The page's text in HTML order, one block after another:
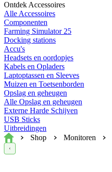
Ontdek Accessoires
Alle Accessoires
Componenten
Farming Simulator 25
Docking stations
Accu's
Headsets en oordopjes
Kabels en Opladers
Laptoptassen en Sleeves
Muizen en Toetsenborden
Opslag en geheugen
Alle Opslag en geheugen
Externe Harde Schijven
USB Sticks
Uitbreidingen
Home
Shop Monitoren